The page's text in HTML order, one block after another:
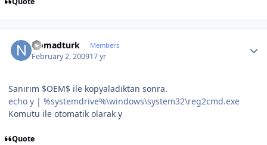
Nomadturk Members
February 2, 200917 yr
Sanırım $OEM$ ile kopyaladıktan sonra.
echo y | %systemdrive%\windows\system32\reg2cmd.exe
Komutu ile otomatik olarak y
Quote